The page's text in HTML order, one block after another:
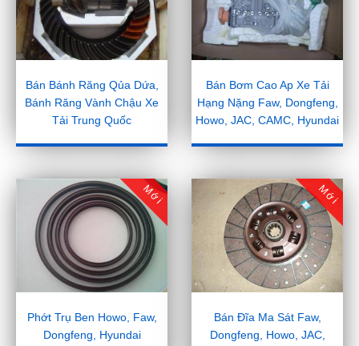
Bán Bánh Răng Qủa Dứa,
Bánh Răng Vành Chậu Xe
Tải Trung Quốc
Bán Bơm Cao Ap Xe Tải
Hạng Nặng Faw, Dongfeng,
Howo, JAC, CAMC, Hyundai
Mới
Phớt Trụ Ben Howo, Faw,
Dongfeng, Hyundai
Mới
Bán Đĩa Ma Sát Faw,
Dongfeng, Howo, JAC,